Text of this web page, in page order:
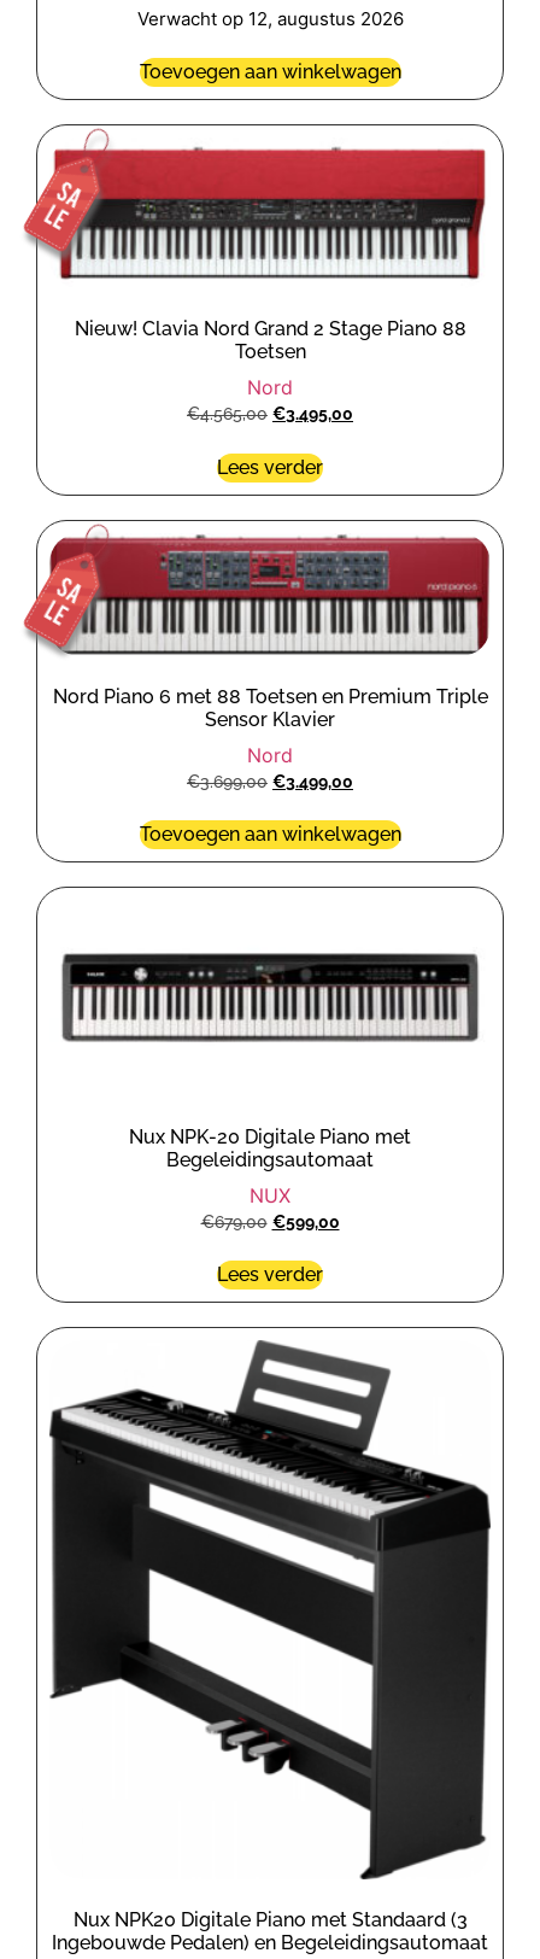
Verwacht op 12, augustus 2026
Toevoegen aan winkelwagen
Nieuw! Clavia Nord Grand 2 Stage Piano 88
Toetsen
Nord
€4.565,00 €3.495,00
Lees verder
Nord Piano 6 met 88 Toetsen en Premium Triple
Sensor Klavier
Nord
€3.699,00 €3.499,00
Toevoegen aan winkelwagen
Nux NPK-20 Digitale Piano met
Begeleidingsautomaat
NUX
€679,00 €599,00
Lees verder
Nux NPK20 Digitale Piano met Standaard (3
Ingebouwde Pedalen) en Begeleidingsautomaat